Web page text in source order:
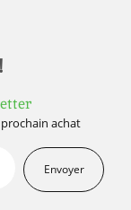
achat
Envoyer